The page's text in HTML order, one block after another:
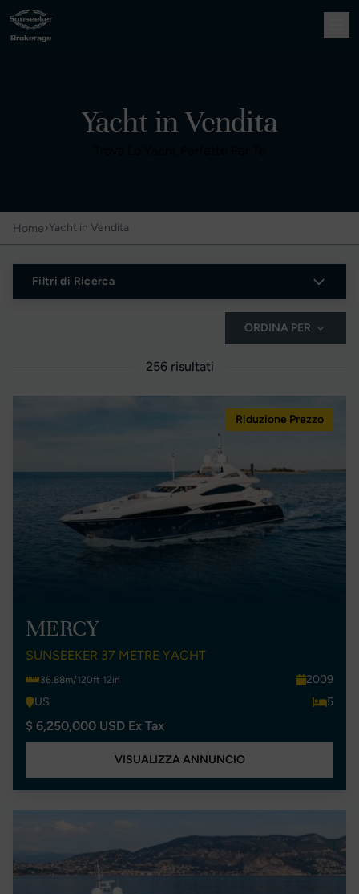
Yacht in Vendita
Home›Yacht in Vendita
Filtri di Ricerca
ORDINA PER
256 risultati
Riduzione Prezzo
MERCY
SUNSEEKER 37 METRE YACHT
36.88m/120ft 12in
2009
US
5
$ 6,250,000 USD Ex Tax
VISUALIZZA ANNUNCIO